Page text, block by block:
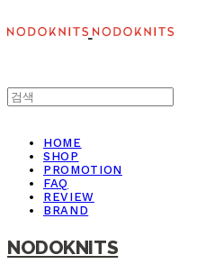
HOME
SHOP
PROMOTION
FAQ
REVIEW
BRAND
NODOKNITS